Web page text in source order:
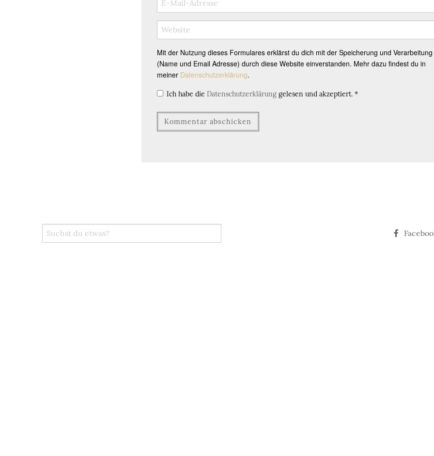
Mit der Nutzung dieses Formulares erklärst du dich mit der Speicherung und
(Name und Email Adresse) durch diese Website einverstanden. Mehr dazu findest du in
meiner Datenschutzerklärung.
Ich habe die Datenschutzerklärung gelesen und akzeptiert. *